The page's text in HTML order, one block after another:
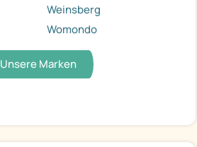
Weinsberg
Womondo
Unsere Marken